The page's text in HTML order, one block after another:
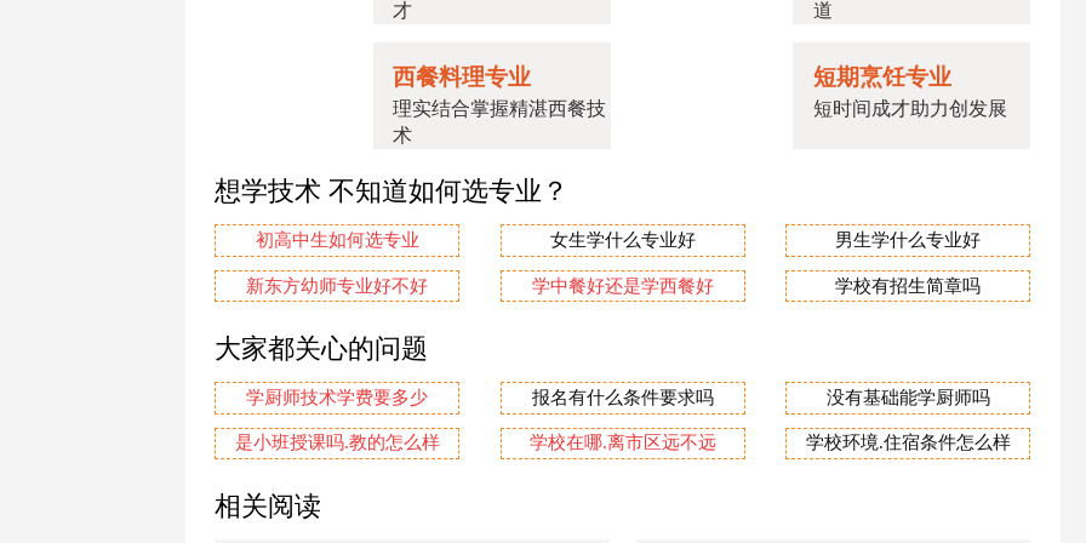
才 道
西餐料理专业
理实结合掌握精湛西餐技
术
短期烹饪专业
短时间成才助力创发展
想学技术 不知道如何选专业？
初高中生如何选专业 女生学什么专业好 男生学什么专业好
新东方幼师专业好不好 学中餐好还是学西餐好 学校有招生简章吗
大家都关心的问题
学厨师技术学费要多少 报名有什么条件要求吗 没有基础能学厨师吗
是小班授课吗.教的怎么样 学校在哪.离市区远不远 学校环境.住宿条件怎么样
相关阅读